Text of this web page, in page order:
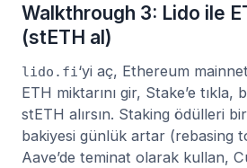
Walkthrough 3: Lido ile
(stETH al)
lido.fi‘yi aç, Ethereum
ETH miktarını gir, Stake’e tıkla,
stETH alırsın. Staking ödülleri
bakiyesi günlük artar (rebasing
Aave’de teminat olarak kullan,